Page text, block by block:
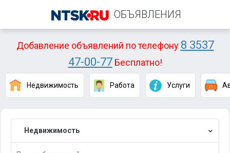
ОБЪЯВЛЕНИЯ
Добавление объявлений по телефону 8 3537
47-00-77Бесплатно!
Недвижимость Работа Услуги
Недвижимость